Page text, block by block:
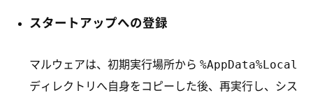
スタートアップへの登録
マルウェアは、初期実行場所から %AppData%Local
ディレクトリへ自身をコピーした後、再実行し、シス